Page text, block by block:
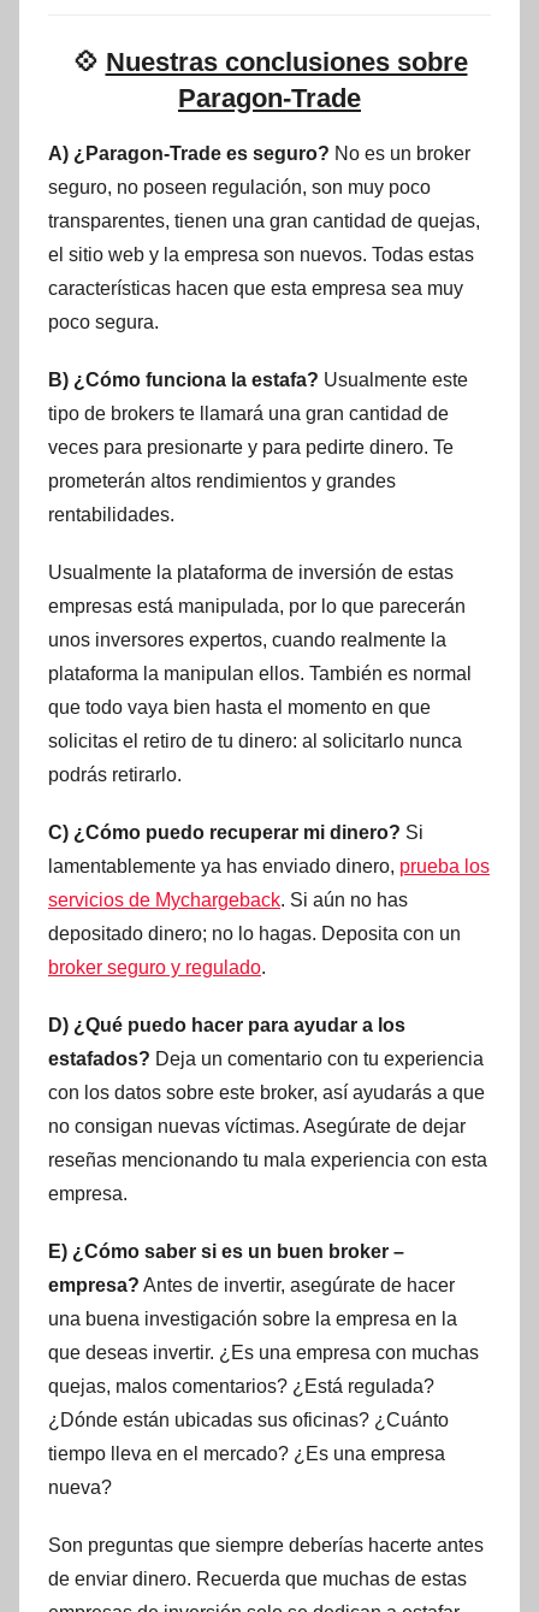
💠 Nuestras conclusiones sobre
Paragon-Trade
A) ¿Paragon-Trade es seguro? No es un broker
seguro, no poseen regulación, son muy poco
transparentes, tienen una gran cantidad de quejas,
el sitio web y la empresa son nuevos. Todas estas
características hacen que esta empresa sea muy
poco segura.
B) ¿Cómo funciona la estafa? Usualmente este
tipo de brokers te llamará una gran cantidad de
veces para presionarte y para pedirte dinero. Te
prometerán altos rendimientos y grandes
rentabilidades.
Usualmente la plataforma de inversión de estas
empresas está manipulada, por lo que parecerán
unos inversores expertos, cuando realmente la
plataforma la manipulan ellos. También es normal
que todo vaya bien hasta el momento en que
solicitas el retiro de tu dinero: al solicitarlo nunca
podrás retirarlo.
C) ¿Cómo puedo recuperar mi dinero? Si
lamentablemente ya has enviado dinero, prueba los
servicios de Mychargeback. Si aún no has
depositado dinero; no lo hagas. Deposita con un
broker seguro y regulado.
D) ¿Qué puedo hacer para ayudar a los
estafados? Deja un comentario con tu experiencia
con los datos sobre este broker, así ayudarás a que
no consigan nuevas víctimas. Asegúrate de dejar
reseñas mencionando tu mala experiencia con esta
empresa.
E) ¿Cómo saber si es un buen broker –
empresa? Antes de invertir, asegúrate de hacer
una buena investigación sobre la empresa en la
que deseas invertir. ¿Es una empresa con muchas
quejas, malos comentarios? ¿Está regulada?
¿Dónde están ubicadas sus oficinas? ¿Cuánto
tiempo lleva en el mercado? ¿Es una empresa
nueva?
Son preguntas que siempre deberías hacerte antes
de enviar dinero. Recuerda que muchas de estas